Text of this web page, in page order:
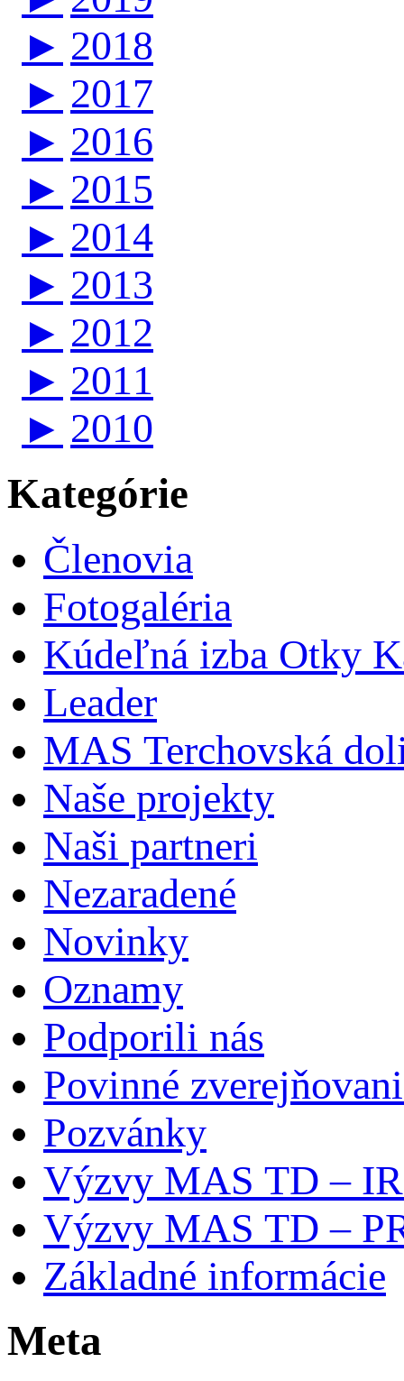
► 2018
► 2017
► 2016
► 2015
► 2014
► 2013
► 2012
► 2011
► 2010
Kategórie
Členovia
Fotogaléria
Kúdeľná izba Otky
Leader
MAS Terchovská
Naše projekty
Naši partneri
Nezaradené
Novinky
Oznamy
Podporili nás
Povinné
Pozvánky
Výzvy MAS TD –
Výzvy MAS TD –
Základné informácie
Meta